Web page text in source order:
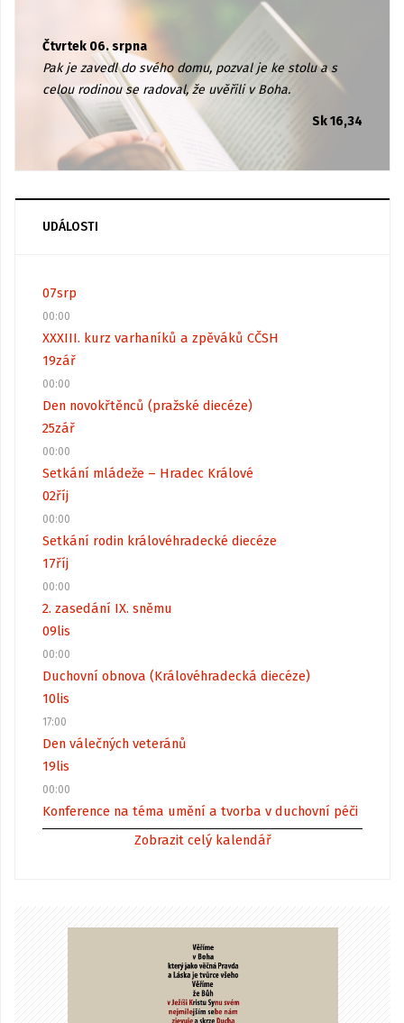
Čtvrtek 06. srpna
Pak je zavedl do svého domu, pozval je ke stolu a s
celou rodinou se radoval, že uvěřili v Boha.
Sk 16,34
UDÁLOSTI
07srp
00:00
XXXIII. kurz varhaníků a zpěváků CČSH
19zář
00:00
Den novokřtěnců (pražské diecéze)
25zář
00:00
Setkání mládeže – Hradec Králové
02říj
00:00
Setkání rodin královéhradecké diecéze
17říj
00:00
2. zasedání IX. sněmu
09lis
00:00
Duchovní obnova (Královéhradecká diecéze)
10lis
17:00
Den válečných veteránů
19lis
00:00
Konference na téma umění a tvorba v duchovní péči
Zobrazit celý kalendář